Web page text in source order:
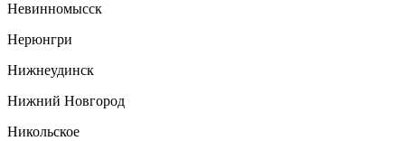
Невинномысск
Нерюнгри
Нижнеудинск
Нижний Новгород
Никольское